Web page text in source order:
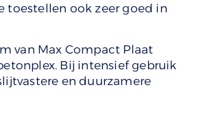
toestellen ook zeer goed in
van Max Compact Plaat
Bij intensief gebruik
en duurzamere